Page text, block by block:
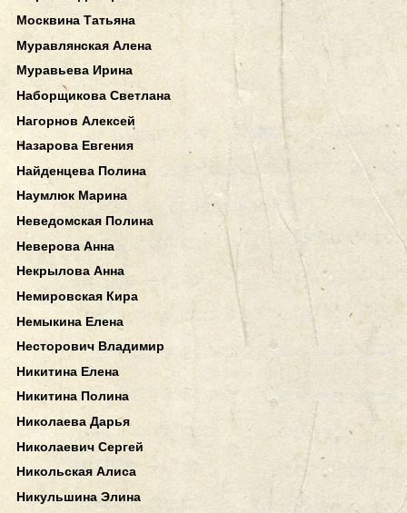
Москвина Татьяна
Муравлянская Алена
Муравьева Ирина
Наборщикова Светлана
Нагорнов Алексей
Назарова Евгения
Найденцева Полина
Наумлюк Марина
Неведомская Полина
Неверова Анна
Некрылова Анна
Немировская Кира
Немыкина Елена
Несторович Владимир
Никитина Елена
Никитина Полина
Николаева Дарья
Николаевич Сергей
Никольская Алиса
Никульшина Элина